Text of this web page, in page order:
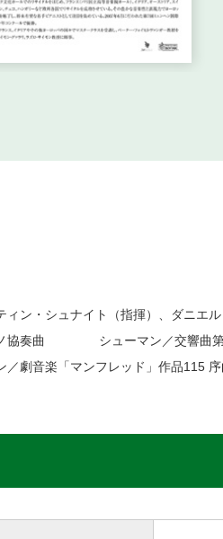
ィン・シュナイト（指揮）、ダニ
協奏曲 シューマン／交響曲第４番
／劇音楽「マンフレッド」作品115